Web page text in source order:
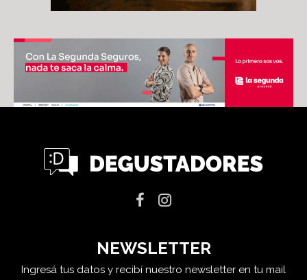
NEWSLETTER
Ingresá tus datos y recibí nuestro newsletter en tu mail